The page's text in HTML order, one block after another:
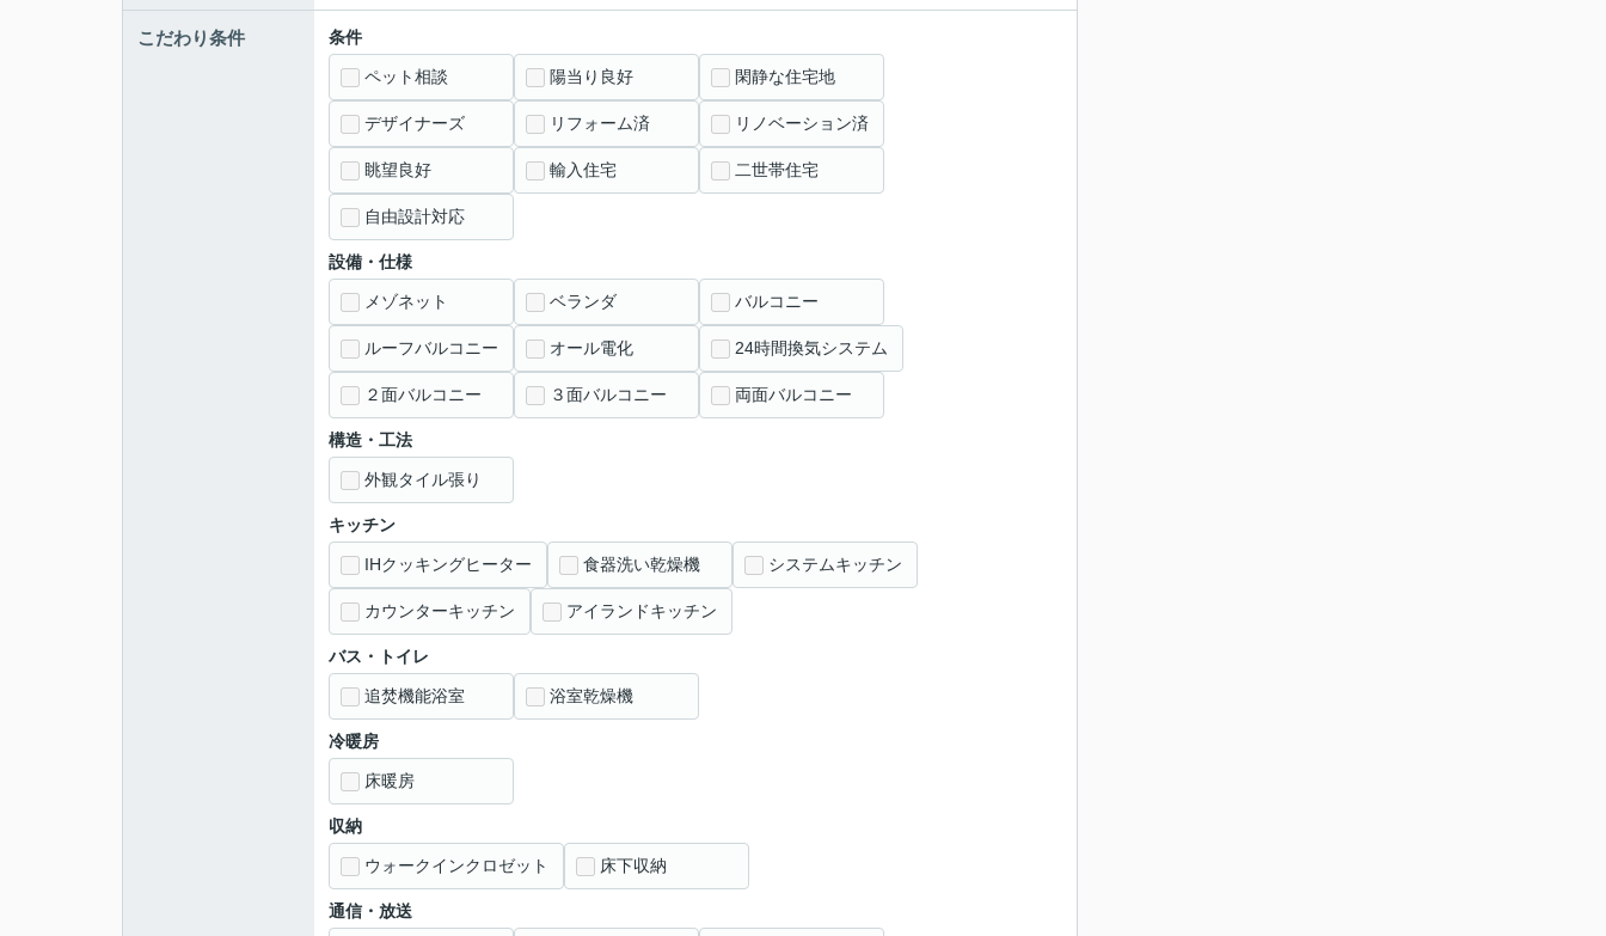
こだわり条件 条件
ペット相談 陽当り良好 閑静な住宅地
デザイナーズ リフォーム済 リノベーション済
眺望良好 輸入住宅 二世帯住宅
自由設計対応
設備・仕様
メゾネット ベランダ バルコニー
ルーフバルコニー オール電化 24時間換気システム
２面バルコニー ３面バルコニー 両面バルコニー
構造・工法
外観タイル張り
キッチン
IHクッキングヒーター 食器洗い乾燥機 システムキッチン
カウンターキッチン アイランドキッチン
バス・トイレ
追焚機能浴室 浴室乾燥機
冷暖房
床暖房
収納
ウォークインクロゼット 床下収納
通信・放送